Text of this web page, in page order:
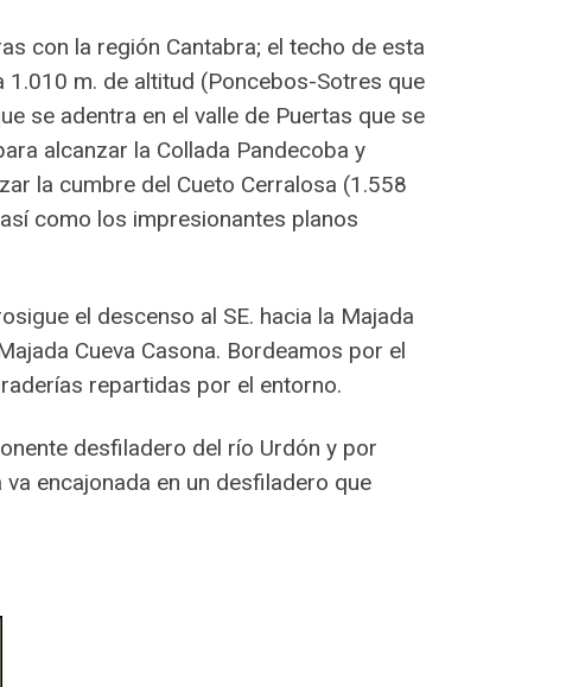
con la región Cantabra; el techo de esta
1.010 m. de altitud (Poncebos-Sotres que
se adentra en el valle de Puertas que se
alcanzar la Collada Pandecoba y
la cumbre del Cueto Cerralosa (1.558
como los impresionantes planos
el descenso al SE. hacia la Majada
Cueva Casona. Bordeamos por el
repartidas por el entorno.
desfiladero del río Urdón y por
encajonada en un desfiladero que